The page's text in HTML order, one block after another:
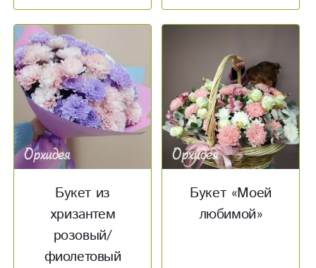
Букет из
хризантем
розовый/
фиолетовый
Букет «Моей
любимой»